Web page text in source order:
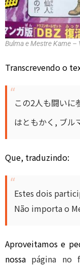
Bulma e Mestre Kame
Transcrevendo o
この2人も闘いに
はともかく, ブル
Que, traduzindo:
Estes dois
Não importa o
Aproveitamos e
nossa página no